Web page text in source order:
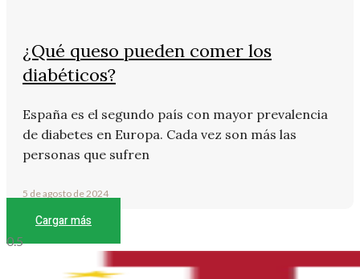
¿Qué queso pueden comer los
diabéticos?
España es el segundo país con mayor prevalencia
de diabetes en Europa. Cada vez son más las
personas que sufren
5 de agosto de 2024
Cargar más